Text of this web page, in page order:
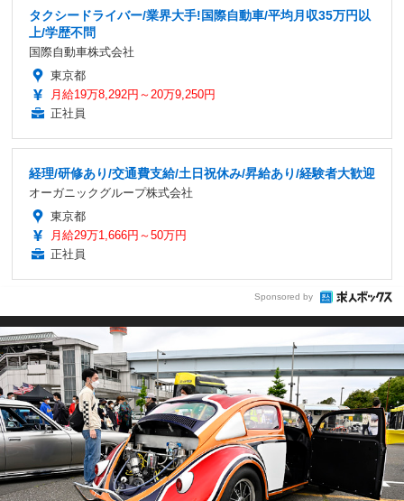
タクシードライバー/業界大手!国際自動車/平均月収35万円以
上/学歴不問
国際自動車株式会社
東京都
月給19万8,292円～20万9,250円
正社員
経理/研修あり/交通費支給/土日祝休み/昇給あり/経験者大歓迎
オーガニックグループ株式会社
東京都
月給29万1,666円～50万円
正社員
Sponsored by